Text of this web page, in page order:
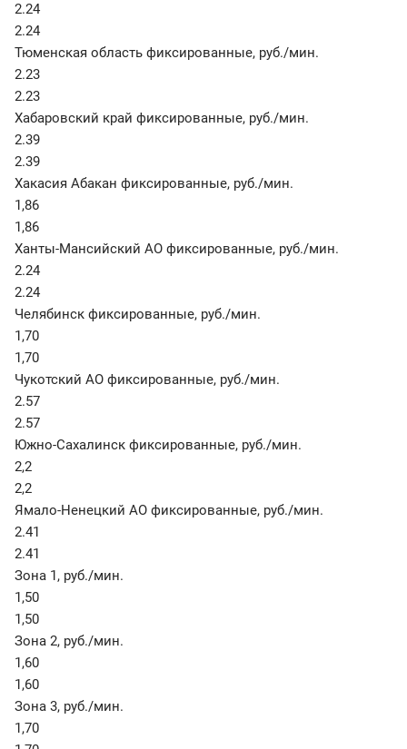
2.24
2.24
Тюменская область фиксированные, руб./мин.
2.23
2.23
Хабаровский край фиксированные, руб./мин.
2.39
2.39
Хакасия Абакан фиксированные, руб./мин.
1,86
1,86
Ханты-Мансийский АО фиксированные, руб./мин.
2.24
2.24
Челябинск фиксированные, руб./мин.
1,70
1,70
Чукотский АО фиксированные, руб./мин.
2.57
2.57
Южно-Сахалинск фиксированные, руб./мин.
2,2
2,2
Ямало-Ненецкий АО фиксированные, руб./мин.
2.41
2.41
Зона 1, руб./мин.
1,50
1,50
Зона 2, руб./мин.
1,60
1,60
Зона 3, руб./мин.
1,70